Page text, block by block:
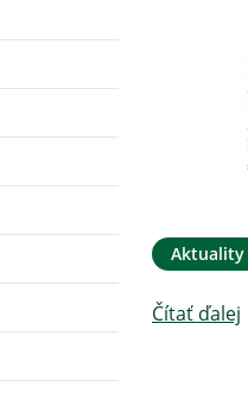
Aktuality
Čítať ďalej